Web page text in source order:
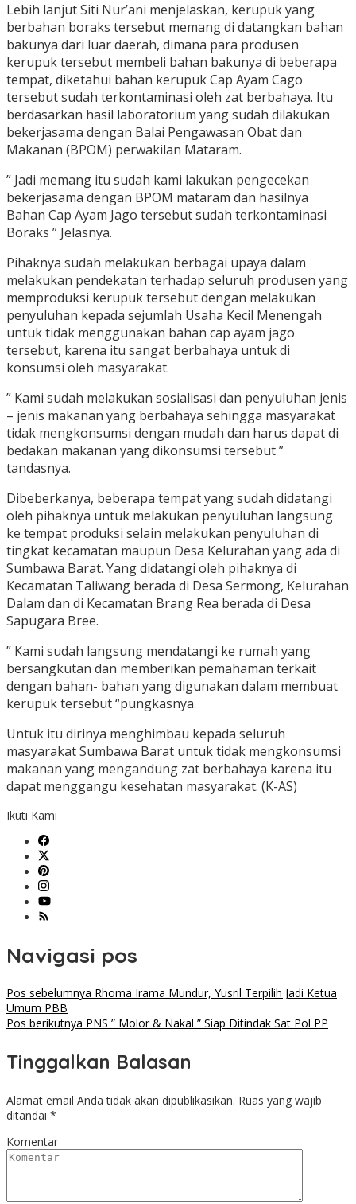
Lebih lanjut Siti Nur’ani menjelaskan, kerupuk yang
berbahan boraks tersebut memang di datangkan bahan
bakunya dari luar daerah, dimana para produsen
kerupuk tersebut membeli bahan bakunya di beberapa
tempat, diketahui bahan kerupuk Cap Ayam Cago
tersebut sudah terkontaminasi oleh zat berbahaya. Itu
berdasarkan hasil laboratorium yang sudah dilakukan
bekerjasama dengan Balai Pengawasan Obat dan
Makanan (BPOM) perwakilan Mataram.
” Jadi memang itu sudah kami lakukan pengecekan
bekerjasama dengan BPOM mataram dan hasilnya
Bahan Cap Ayam Jago tersebut sudah terkontaminasi
Boraks ” Jelasnya.
Pihaknya sudah melakukan berbagai upaya dalam
melakukan pendekatan terhadap seluruh produsen yang
memproduksi kerupuk tersebut dengan melakukan
penyuluhan kepada sejumlah Usaha Kecil Menengah
untuk tidak menggunakan bahan cap ayam jago
tersebut, karena itu sangat berbahaya untuk di
konsumsi oleh masyarakat.
” Kami sudah melakukan sosialisasi dan penyuluhan jenis
– jenis makanan yang berbahaya sehingga masyarakat
tidak mengkonsumsi dengan mudah dan harus dapat di
bedakan makanan yang dikonsumsi tersebut ”
tandasnya.
Dibeberkanya, beberapa tempat yang sudah didatangi
oleh pihaknya untuk melakukan penyuluhan langsung
ke tempat produksi selain melakukan penyuluhan di
tingkat kecamatan maupun Desa Kelurahan yang ada di
Sumbawa Barat. Yang didatangi oleh pihaknya di
Kecamatan Taliwang berada di Desa Sermong, Kelurahan
Dalam dan di Kecamatan Brang Rea berada di Desa
Sapugara Bree.
” Kami sudah langsung mendatangi ke rumah yang
bersangkutan dan memberikan pemahaman terkait
dengan bahan- bahan yang digunakan dalam membuat
kerupuk tersebut “pungkasnya.
Untuk itu dirinya menghimbau kepada seluruh
masyarakat Sumbawa Barat untuk tidak mengkonsumsi
makanan yang mengandung zat berbahaya karena itu
dapat menggangu kesehatan masyarakat. (K-AS)
Ikuti Kami
Navigasi pos
Pos sebelumnya Rhoma Irama Mundur, Yusril Terpilih Jadi Ketua
Umum PBB
Pos berikutnya PNS ” Molor & Nakal ” Siap Ditindak Sat Pol PP
Tinggalkan Balasan
Alamat email Anda tidak akan dipublikasikan. Ruas yang wajib
ditandai *
Komentar